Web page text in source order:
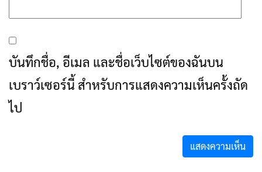
บันทึกชื่อ, อีเมล และชื่อเว็บไซต์ของฉันบน
เบราว์เซอร์นี้ สำหรับการแสดงความเห็นครั้งถัด
ไป